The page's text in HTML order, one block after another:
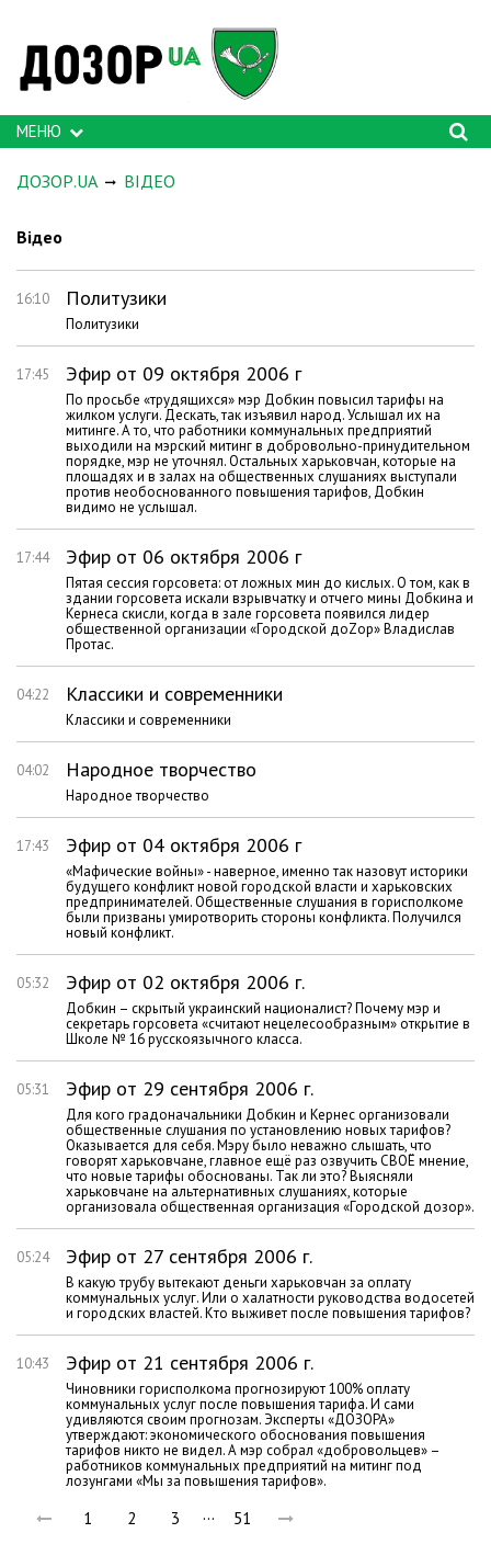
МЕНЮ
ДОЗОР.UA ВІДЕО
Відео
16:10 Политузики
Политузики
17:45 Эфир от 09 октября 2006 г
По просьбе «трудящихся» мэр Добкин повысил тарифы на
жилком услуги. Дескать, так изъявил народ. Услышал их на
митинге. А то, что работники коммунальных предприятий
выходили на мэрский митинг в добровольно-принудительном
порядке, мэр не уточнял. Остальных харьковчан, которые на
площадях и в залах на общественных слушаниях выступали
против необоснованного повышения тарифов, Добкин
видимо не услышал.
17:44 Эфир от 06 октября 2006 г
Пятая сессия горсовета: от ложных мин до кислых. О том, как в
здании горсовета искали взрывчатку и отчего мины Добкина и
Кернеса скисли, когда в зале горсовета появился лидер
общественной организации «Городской доZор» Владислав
Протас.
04:22 Классики и современники
Классики и современники
04:02 Народное творчество
Народное творчество
17:43 Эфир от 04 октября 2006 г
«Мафические войны» - наверное, именно так назовут историки
будущего конфликт новой городской власти и харьковских
предпринимателей. Общественные слушания в горисполкоме
были призваны умиротворить стороны конфликта. Получился
новый конфликт.
05:32 Эфир от 02 октября 2006 г.
Добкин – скрытый украинский националист? Почему мэр и
секретарь горсовета «считают нецелесообразным» открытие в
Школе № 16 русскоязычного класса.
05:31 Эфир от 29 сентября 2006 г.
Для кого градоначальники Добкин и Кернес организовали
общественные слушания по установлению новых тарифов?
Оказывается для себя. Мэру было неважно слышать, что
говорят харьковчане, главное ещё раз озвучить СВОЁ мнение,
что новые тарифы обоснованы. Так ли это? Выясняли
харьковчане на альтернативных слушаниях, которые
организовала общественная организация «Городской дозор».
05:24 Эфир от 27 сентября 2006 г.
В какую трубу вытекают деньги харьковчан за оплату
коммунальных услуг. Или о халатности руководства водосетей
и городских властей. Кто выживет после повышения тарифов?
10:43 Эфир от 21 сентября 2006 г.
Чиновники горисполкома прогнозируют 100% оплату
коммунальных услуг после повышения тарифа. И сами
удивляются своим прогнозам. Эксперты «ДОЗОРА»
утверждают: экономического обоснования повышения
тарифов никто не видел. А мэр собрал «добровольцев» –
работников коммунальных предприятий на митинг под
лозунгами «Мы за повышения тарифов».
1 2 3 … 51